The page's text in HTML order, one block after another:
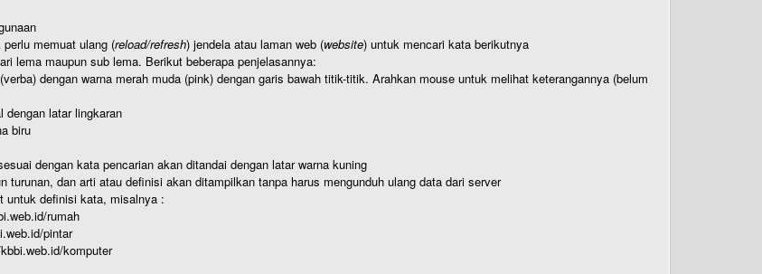
memuat ulang (reload/refresh) jendela atau laman web (website) untuk mencari kata berikutnya
lema maupun sub lema. Berikut beberapa penjelasannya:
dengan warna merah muda (pink) dengan garis bawah titik-titik. Arahkan mouse untuk melihat keterangannya (belum
dengan latar lingkaran
biru
dengan kata pencarian akan ditandai dengan latar warna kuning
dan arti atau definisi akan ditampilkan tanpa harus mengunduh ulang data dari server
untuk definisi kata, misalnya :
rumah
pintar
komputer